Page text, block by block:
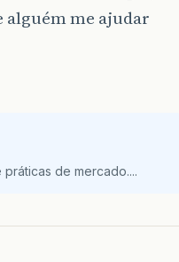
alguém me ajudar
de mercado....